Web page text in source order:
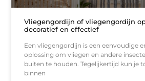
Vliegengordijn of vliegengordijn
decoratief en effectief
Een vliegengordijn is een eenvoudige
oplossing om vliegen en andere
buiten te houden. Tegelijkertijd kun je
binnen